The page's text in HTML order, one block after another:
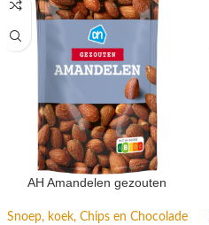
AH Amandelen gezouten
Snoep, koek, Chips en Chocolade